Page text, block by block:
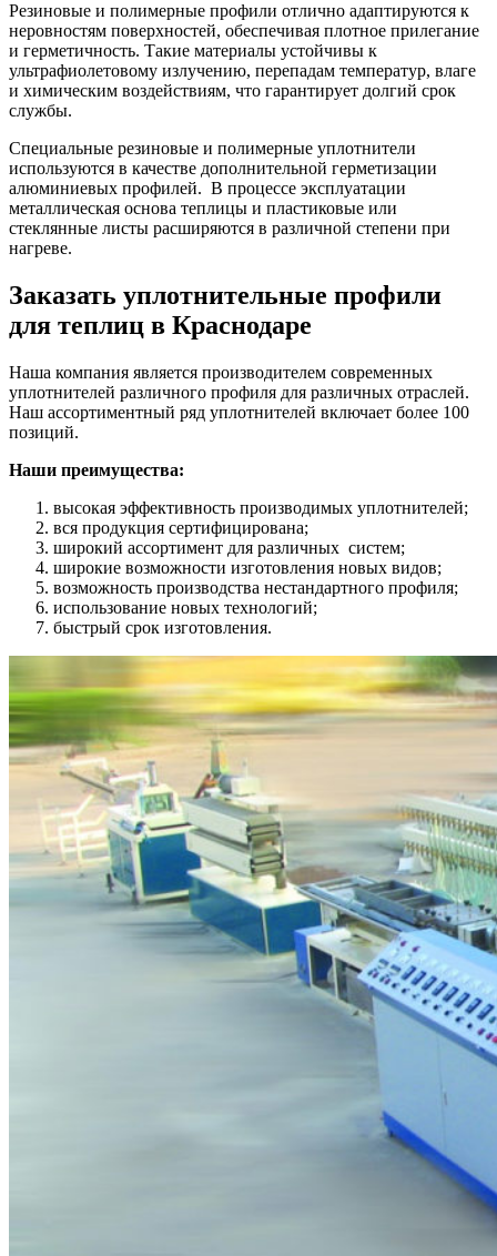
Резиновые и полимерные профили отлично адаптируются к
неровностям поверхностей, обеспечивая плотное прилегание
и герметичность. Такие материалы устойчивы к
ультрафиолетовому излучению, перепадам температур, влаге
и химическим воздействиям, что гарантирует долгий срок
службы.
Специальные резиновые и полимерные уплотнители
используются в качестве дополнительной герметизации
алюминиевых профилей. В процессе эксплуатации
металлическая основа теплицы и пластиковые или
стеклянные листы расширяются в различной степени при
нагреве.
Заказать уплотнительные профили
для теплиц в Краснодаре
Наша компания является производителем современных
уплотнителей различного профиля для различных отраслей.
Наш ассортиментный ряд уплотнителей включает более 100
позиций.
Наши преимущества:
высокая эффективность производимых уплотнителей;
вся продукция сертифицирована;
широкий ассортимент для различных систем;
широкие возможности изготовления новых видов;
возможность производства нестандартного профиля;
использование новых технологий;
быстрый срок изготовления.